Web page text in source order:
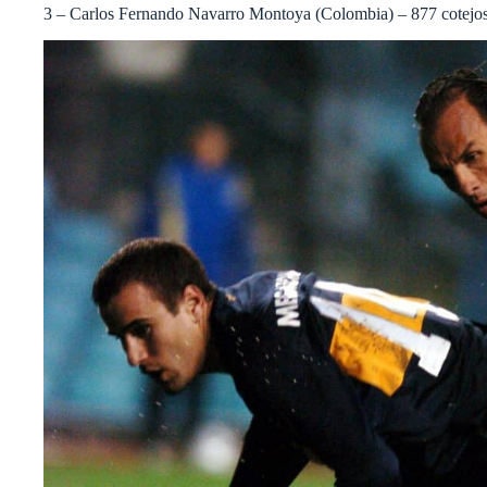
3 – Carlos Fernando Navarro Montoya (Colombia) – 877